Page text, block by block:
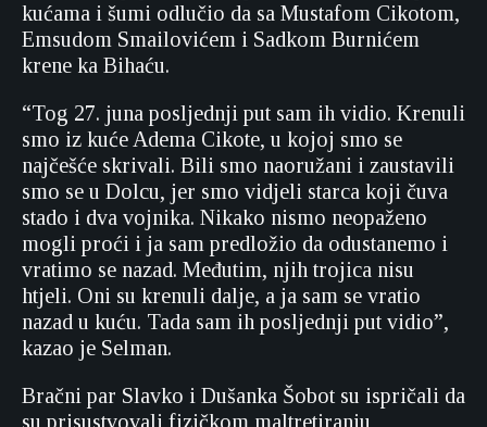
kućama i šumi odlučio da sa Mustafom Cikotom,
Emsudom Smailovićem i Sadkom Burnićem
krene ka Bihaću.
“Tog 27. juna posljednji put sam ih vidio. Krenuli
smo iz kuće Adema Cikote, u kojoj smo se
najčešće skrivali. Bili smo naoružani i zaustavili
smo se u Dolcu, jer smo vidjeli starca koji čuva
stado i dva vojnika. Nikako nismo neopaženo
mogli proći i ja sam predložio da odustanemo i
vratimo se nazad. Međutim, njih trojica nisu
htjeli. Oni su krenuli dalje, a ja sam se vratio
nazad u kuću. Tada sam ih posljednji put vidio”,
kazao je Selman.
Bračni par Slavko i Dušanka Šobot su ispričali da
su prisustvovali fizičkom maltretiranju